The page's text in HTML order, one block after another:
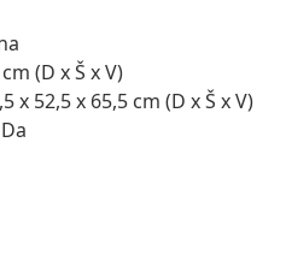
(D x Š x V)
x 52,5 x 65,5 cm (D x Š x V)